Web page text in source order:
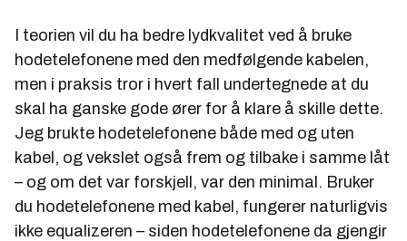
I teorien vil du ha bedre lydkvalitet ved å bruke
hodetelefonene med den medfølgende kabelen,
men i praksis tror i hvert fall undertegnede at du
skal ha ganske gode ører for å klare å skille dette.
Jeg brukte hodetelefonene både med og uten
kabel, og vekslet også frem og tilbake i samme låt
– og om det var forskjell, var den minimal. Bruker
du hodetelefonene med kabel, fungerer naturligvis
ikke equalizeren – siden hodetelefonene da gjengir